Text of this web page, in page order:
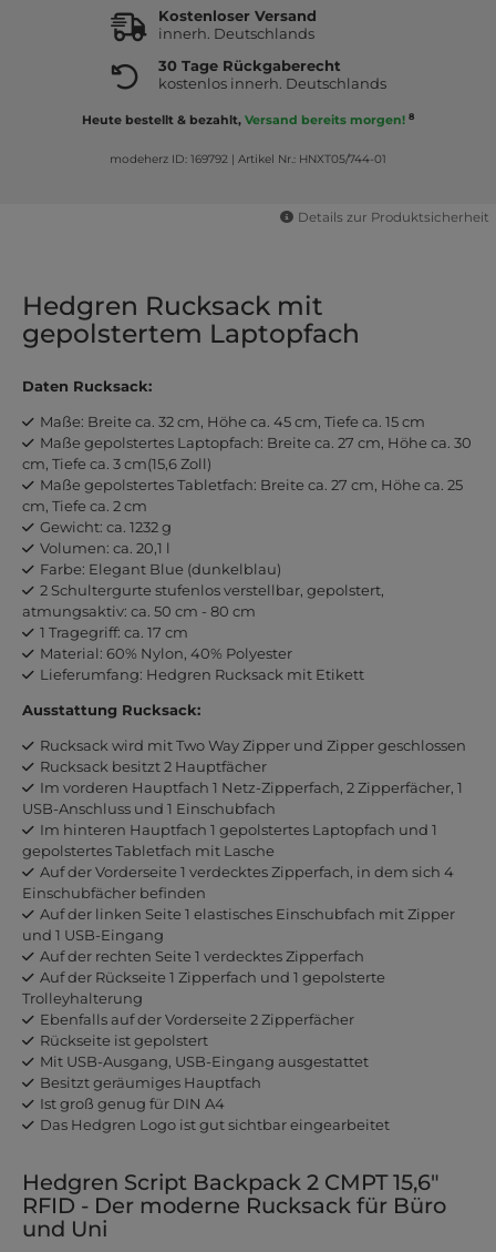
Kostenloser Versand
innerh. Deutschlands
30 Tage Rückgaberecht
kostenlos innerh. Deutschlands
Heute bestellt & bezahlt, Versand bereits morgen! 8
modeherz ID: 169792 | Artikel Nr.: HNXT05/744-01
Details zur Produktsicherheit
Hedgren Rucksack mit
gepolstertem Laptopfach
Daten Rucksack:
Maße: Breite ca. 32 cm, Höhe ca. 45 cm, Tiefe ca. 15 cm
Maße gepolstertes Laptopfach: Breite ca. 27 cm, Höhe ca. 30
cm, Tiefe ca. 3 cm(15,6 Zoll)
Maße gepolstertes Tabletfach: Breite ca. 27 cm, Höhe ca. 25
cm, Tiefe ca. 2 cm
Gewicht: ca. 1232 g
Volumen: ca. 20,1 l
Farbe: Elegant Blue (dunkelblau)
2 Schultergurte stufenlos verstellbar, gepolstert,
atmungsaktiv: ca. 50 cm - 80 cm
1 Tragegriff: ca. 17 cm
Material: 60% Nylon, 40% Polyester
Lieferumfang: Hedgren Rucksack mit Etikett
Ausstattung Rucksack:
Rucksack wird mit Two Way Zipper und Zipper geschlossen
Rucksack besitzt 2 Hauptfächer
Im vorderen Hauptfach 1 Netz-Zipperfach, 2 Zipperfächer, 1
USB-Anschluss und 1 Einschubfach
Im hinteren Hauptfach 1 gepolstertes Laptopfach und 1
gepolstertes Tabletfach mit Lasche
Auf der Vorderseite 1 verdecktes Zipperfach, in dem sich 4
Einschubfächer befinden
Auf der linken Seite 1 elastisches Einschubfach mit Zipper
und 1 USB-Eingang
Auf der rechten Seite 1 verdecktes Zipperfach
Auf der Rückseite 1 Zipperfach und 1 gepolsterte
Trolleyhalterung
Ebenfalls auf der Vorderseite 2 Zipperfächer
Rückseite ist gepolstert
Mit USB-Ausgang, USB-Eingang ausgestattet
Besitzt geräumiges Hauptfach
Ist groß genug für DIN A4
Das Hedgren Logo ist gut sichtbar eingearbeitet
Hedgren Script Backpack 2 CMPT 15,6"
RFID - Der moderne Rucksack für Büro
und Uni